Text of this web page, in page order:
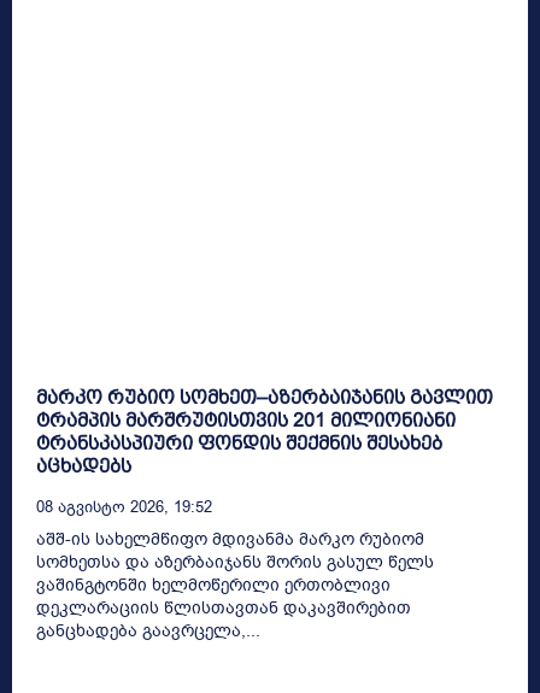
მარკო რუბიო სომხეთ–აზერბაიჯანის გავლით
ტრამპის მარშრუტისთვის 201 მილიონიანი
ტრანსკასპიური ფონდის შექმნის შესახებ
აცხადებს
08 Აგვისტო 2026, 19:52
აშშ-ის სახელმწიფო მდივანმა მარკო რუბიომ
სომხეთსა და აზერბაიჯანს შორის გასულ წელს
ვაშინგტონში ხელმოწერილი ერთობლივი
დეკლარაციის წლისთავთან დაკავშირებით
განცხადება გაავრცელა,...